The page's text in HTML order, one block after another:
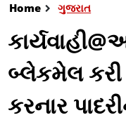
Home ગુજરાત
બ્લેકમેલ કરી
કરનાર